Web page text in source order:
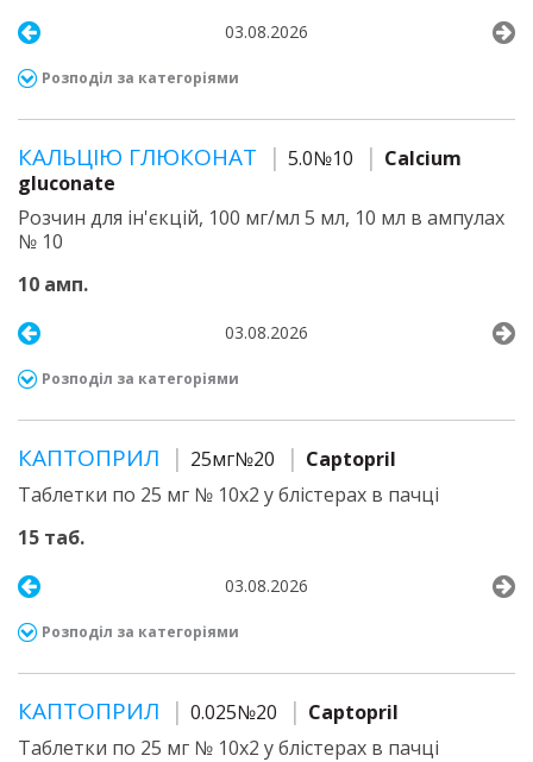
03.08.2026
Розподіл за категоріями
КАЛЬЦІЮ ГЛЮКОНАТ 5.0№10
Calcium
gluconate
Розчин для ін'єкцій, 100 мг/мл 5 мл, 10 мл в ампулах
№ 10
10 амп.
03.08.2026
Розподіл за категоріями
КАПТОПРИЛ 25мг№20
Captopril
Таблетки по 25 мг № 10х2 у блістерах в пачці
15 таб.
03.08.2026
Розподіл за категоріями
КАПТОПРИЛ 0.025№20
Captopril
Таблетки по 25 мг № 10х2 у блістерах в пачці